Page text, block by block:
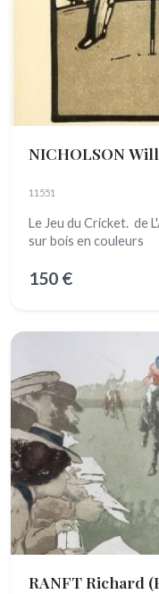
NICHOLSON
11551
Le Jeu du Cricket. de
sur bois en couleurs
150 €
RANFT Richard